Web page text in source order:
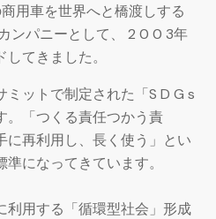
用車を世界へと橋渡しする
ンパニーとして、 2 0 0 3年
てきました。
ットで制定された「S D G s
。「つくる責任つかう責
に再利用し、長く使う」とい
になってきています。
利用する「循環型社会」形成